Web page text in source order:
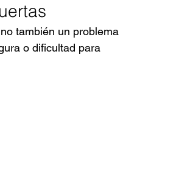
también un problema
o dificultad para